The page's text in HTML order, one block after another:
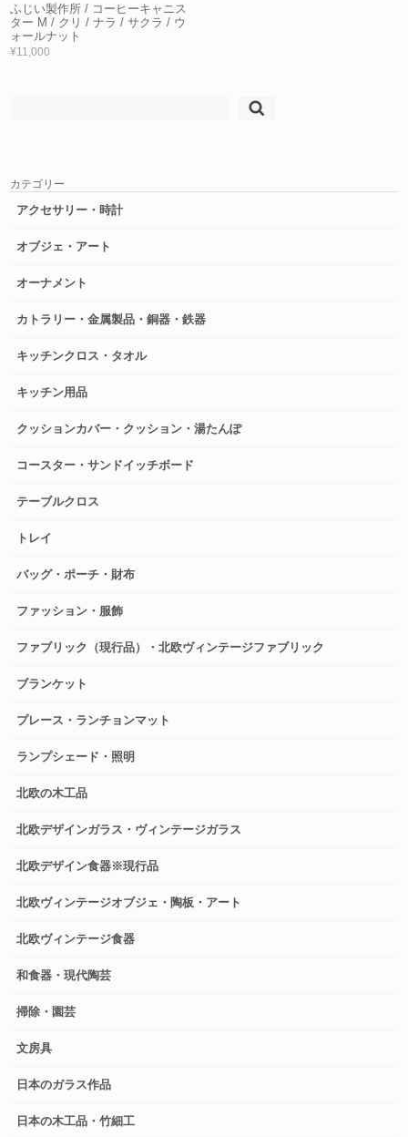
ふじい製作所 / コーヒーキャニス
ター M / クリ / ナラ / サクラ / ウ
ォールナット
¥11,000
カテゴリー
アクセサリー・時計
オブジェ・アート
オーナメント
カトラリー・金属製品・銅器・鉄器
キッチンクロス・タオル
キッチン用品
クッションカバー・クッション・湯たんぽ
コースター・サンドイッチボード
テーブルクロス
トレイ
バッグ・ポーチ・財布
ファッション・服飾
ファブリック（現行品）・北欧ヴィンテージファブリック
ブランケット
プレース・ランチョンマット
ランプシェード・照明
北欧の木工品
北欧デザインガラス・ヴィンテージガラス
北欧デザイン食器※現行品
北欧ヴィンテージオブジェ・陶板・アート
北欧ヴィンテージ食器
和食器・現代陶芸
掃除・園芸
文房具
日本のガラス作品
日本の木工品・竹細工